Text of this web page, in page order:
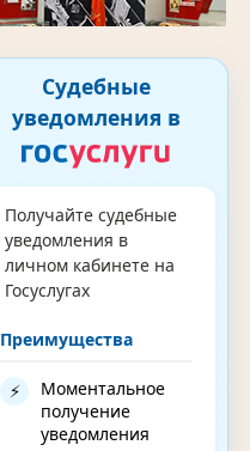
Судебные
уведомления в
Получайте судебные
уведомления в
личном кабинете на
Госуслугах
Преимущества
⚡
Моментальное
получение
уведомления